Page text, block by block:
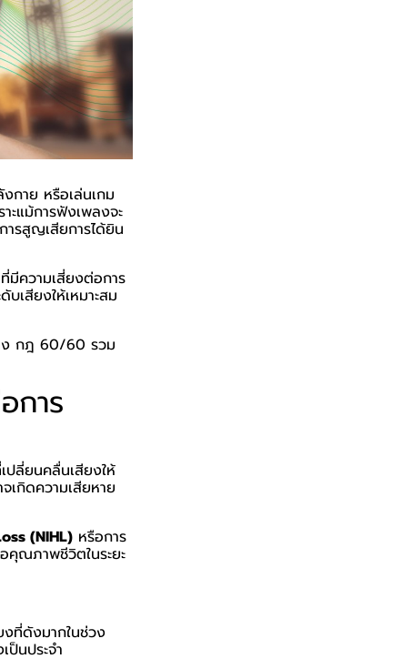
กาย หรือเล่นเกม
าะแม้การฟังเพลงจะ
ารสูญเสียการได้ยิน
มีความเสี่ยงต่อการ
เสียงให้เหมาะสม
ลง กฎ 60/60 รวม
การ
ปลี่ยนคลื่นเสียงให้
เกิดความเสียหาย
(NIHL) หรือการ
คุณภาพชีวิตในระยะ
งที่ดังมากในช่วง
ป็นประจำ